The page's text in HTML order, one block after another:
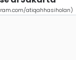
atiqahhasiholan)